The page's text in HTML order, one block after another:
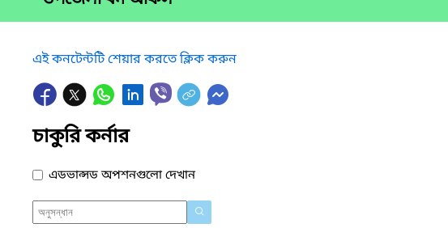
এই কনটেন্টটি শেয়ার করতে ক্লিক করুন
চাকুরি কর্নার
এডভান্সড অপশনগুলো দেখান